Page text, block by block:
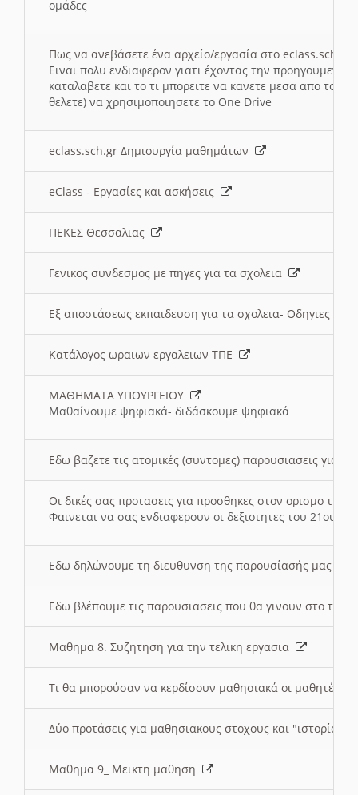
ομάδες
Πως να ανεβάσετε ένα αρχείο/εργασία στο eclass.sch.gr
Ειναι πολυ ενδιαφερον γιατι έχοντας την
καταλαβετε και το τι μπορειτε να κανετε μεσα απο το
θελετε) να χρησιμοποιησετε το One Drive
eclass.sch.gr Δημιουργία μαθημάτων
eClass - Εργασίες και ασκήσεις
ΠΕΚΕΣ Θεσσαλιας
Γενικος συνδεσμος με πηγες για τα σχολεια
Εξ αποστάσεως εκπαιδευση για τα σχολεια- Οδηγιες
Κατάλογος ωραιων εργαλειων ΤΠΕ
ΜΑΘΗΜΑΤΑ ΥΠΟΥΡΓΕΙΟΥ
Μαθαίνουμε ψηφιακά- διδάσκουμε ψηφιακά
Εδω βαζετε τις ατομικές (συντομες) παρουσιασεις για
Οι δικές σας προτασεις για προσθηκες στον ορισμο
Φαινεται να σας ενδιαφερουν οι δεξιοτητες του 21ου
Εδω δηλώνουμε τη διευθυνση της παρουσίασής μας
Εδω βλέπουμε τις παρουσιασεις που θα γινουν στο
Μαθημα 8. Συζητηση για την τελικη εργασια
Τι θα μπορούσαν να κερδίσουν μαθησιακά οι μαθητές/
Δύο προτάσεις για μαθησιακους στοχους και "ιστορία"
Μαθημα 9_ Μεικτη μαθηση